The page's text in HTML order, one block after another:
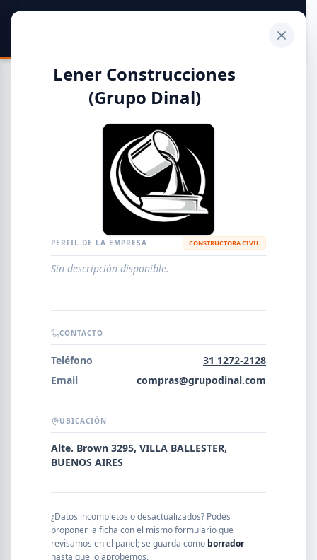
Guía de Empresas Metalúrgicas y Siderúrgicas
METALÚRGICAS
EMPRESAS AGREGAR EMPRESA 0RESULTADOS
NOMBRE
Lener Construcciones
(Grupo Dinal)
PERFIL DE LA EMPRESA CONSTRUCTORA CIVIL
Sin descripción disponible.
CONTACTO
Teléfono
31 1272-2128
Email
compras@grupodinal.com
UBICACIÓN
Alte. Brown 3295, VILLA BALLESTER,
BUENOS AIRES
¿Datos incompletos o desactualizados? Podés
proponer la ficha con el mismo formulario que
revisamos en el panel; se guarda como borrador
hasta que lo aprobemos.